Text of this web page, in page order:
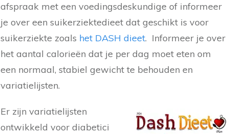
afspraak met een voedingsdeskundige of informeer
je over een suikerziektedieet dat geschikt is voor
suikerziekte zoals het DASH dieet. Informeer je over
het aantal calorieën dat je per dag moet eten om
een normaal, stabiel gewicht te behouden en
variatielijsten.
Er zijn variatielijsten
ontwikkeld voor diabetici